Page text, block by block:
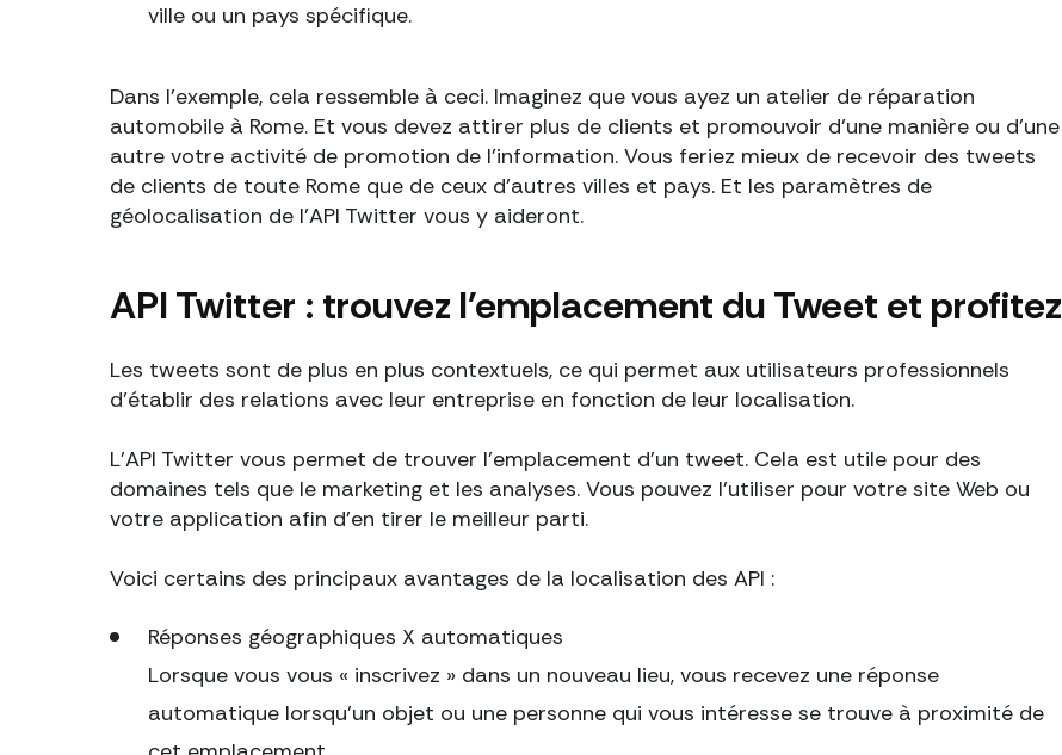
ville ou un pays spécifique.
Dans l'exemple, cela ressemble à ceci. Imaginez que vous ayez un atelier de réparation
automobile à Rome. Et vous devez attirer plus de clients et promouvoir d'une manière ou d'une
autre votre activité de promotion de l'information. Vous feriez mieux de recevoir des tweets
de clients de toute Rome que de ceux d'autres villes et pays. Et les paramètres de
géolocalisation de l'API Twitter vous y aideront.
API Twitter : trouvez l'emplacement du Tweet et profitez
Les tweets sont de plus en plus contextuels, ce qui permet aux utilisateurs professionnels
d'établir des relations avec leur entreprise en fonction de leur localisation.
L'API Twitter vous permet de trouver l'emplacement d'un tweet. Cela est utile pour des
domaines tels que le marketing et les analyses. Vous pouvez l'utiliser pour votre site Web ou
votre application afin d'en tirer le meilleur parti.
Voici certains des principaux avantages de la localisation des API :
Réponses géographiques X automatiques
Lorsque vous vous « inscrivez » dans un nouveau lieu, vous recevez une réponse
automatique lorsqu'un objet ou une personne qui vous intéresse se trouve à proximité de